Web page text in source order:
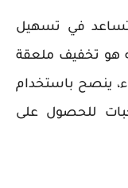
في تسهيل
هو تخفيف ملعقة
ينصح باستخدام
الوجبات للحصول على